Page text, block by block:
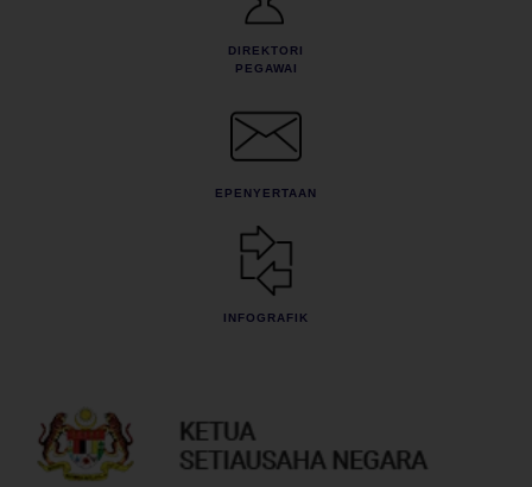
DIREKTORI
PEGAWAI
EPENYERTAAN
INFOGRAFIK